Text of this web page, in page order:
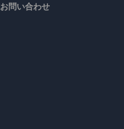
お問い合わせ